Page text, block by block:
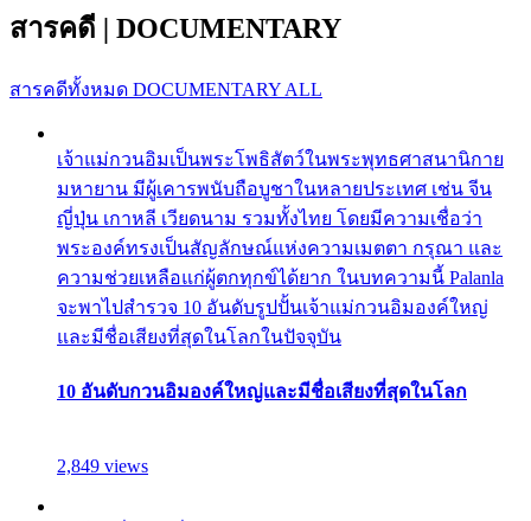
สารคดี | DOCUMENTARY
สารคดีทั้งหมด DOCUMENTARY ALL
เจ้าแม่กวนอิมเป็นพระโพธิสัตว์ในพระพุทธศาสนานิกาย
มหายาน มีผู้เคารพนับถือบูชาในหลายประเทศ เช่น จีน
ญี่ปุ่น เกาหลี เวียดนาม รวมทั้งไทย โดยมีความเชื่อว่า
พระองค์ทรงเป็นสัญลักษณ์แห่งความเมตตา กรุณา และ
ความช่วยเหลือแก่ผู้ตกทุกข์ได้ยาก ในบทความนี้ Palanla
จะพาไปสำรวจ 10 อันดับรูปปั้นเจ้าแม่กวนอิมองค์ใหญ่
และมีชื่อเสียงที่สุดในโลกในปัจจุบัน
10 อันดับกวนอิมองค์ใหญ่และมีชื่อเสียงที่สุดในโลก
2,849 views